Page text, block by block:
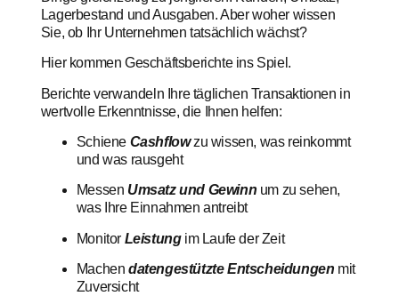
Lagerbestand und Ausgaben. Aber woher wissen
Sie, ob Ihr Unternehmen tatsächlich wächst?
Hier kommen Geschäftsberichte ins Spiel.
Berichte verwandeln Ihre täglichen Transaktionen in
wertvolle Erkenntnisse, die Ihnen helfen:
Schiene Cashflowzu wissen, was reinkommt
und was rausgeht
Messen Umsatz und Gewinn um zu sehen,
was Ihre Einnahmen antreibt
Monitor Leistungim Laufe der Zeit
Machendatengestützte Entscheidungen mit
Zuversicht